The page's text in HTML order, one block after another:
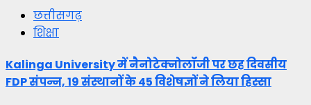
छत्तीसगढ़
शिक्षा
Kalinga University में नैनोटेक्नोलॉजी पर छह दिवसीय
FDP संपन्न, 19 संस्थानों के 45 विशेषज्ञों ने लिया हिस्सा